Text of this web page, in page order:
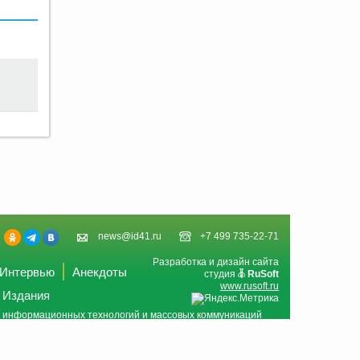
news@id41.ru +7 499 735-22-71
Разработка и дизайн сайта
студия
RuSoft
www.rusoft.ru
Интервью
Анекдоты
Издания
технологий и массовых коммуникаций